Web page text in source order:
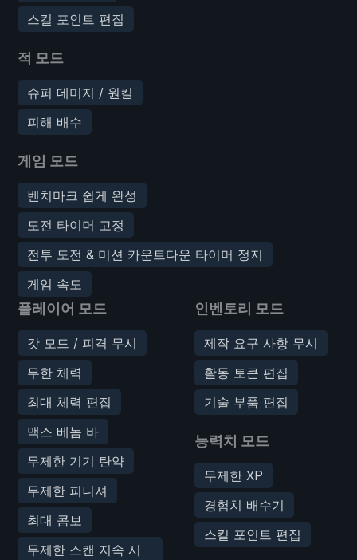
스킬 포인트 편집
적 모드
슈퍼 데미지 / 원킬
피해 배수
게임 모드
벤치마크 쉽게 완성
도전 타이머 고정
전투 도전 & 미션 카운트다운 타이머 정지
게임 속도
플레이어 모드
갓 모드 / 피격 무시
무한 체력
최대 체력 편집
맥스 베놈 바
무제한 기기 탄약
무제한 피니셔
최대 콤보
무제한 스캔 지속 시
인벤토리 모드
제작 요구 사항 무시
활동 토큰 편집
기술 부품 편집
능력치 모드
무제한 XP
경험치 배수기
스킬 포인트 편집